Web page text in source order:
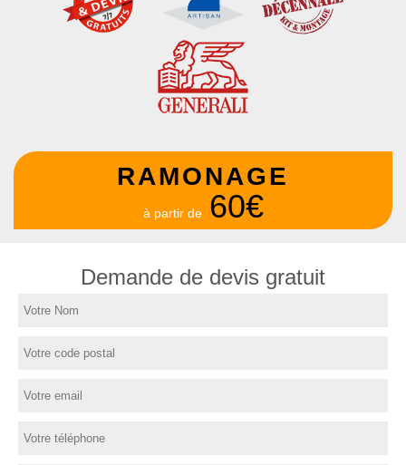
RAMONAGE
à partir de 60€
Demande de devis gratuit